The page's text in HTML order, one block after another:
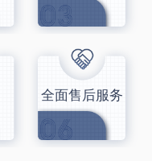
全面售后服务